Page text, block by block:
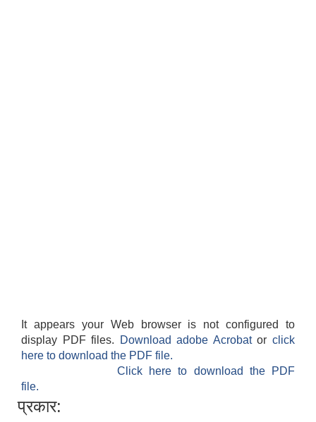
It appears your Web browser is not configured to
display PDF files.
Download adobe Acrobatorclick
here to download the PDF file.
Click here to download the PDF
file.
प्रकार: